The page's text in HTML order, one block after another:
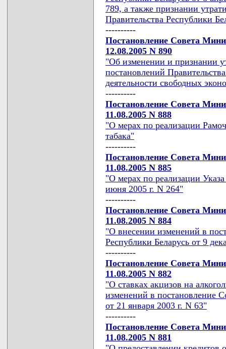
789, а также признании
Правительства Республики
----------
Постановление Совета
12.08.2005 N 890
"Об изменении и признании
постановлений
деятельности свободных
----------
Постановление Совета
11.08.2005 N 888
"О мерах по реализации
табака"
----------
Постановление Совета
11.08.2005 N 885
"О мерах по реализации
июня 2005 г. N 264"
----------
Постановление Совета
11.08.2005 N 884
"О внесении изменений в
Республики Беларусь от 9
----------
Постановление Совета
11.08.2005 N 882
"О ставках акцизов на
изменений в постановление
от 21 января 2003 г. N 63"
----------
Постановление Совета
11.08.2005 N 881